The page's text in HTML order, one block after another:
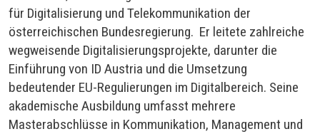
für Digitalisierung und Telekommunikation der
österreichischen Bundesregierung. Er leitete zahlreiche
wegweisende Digitalisierungsprojekte, darunter die
Einführung von ID Austria und die Umsetzung
bedeutender EU-Regulierungen im Digitalbereich. Seine
akademische Ausbildung umfasst mehrere
Masterabschlüsse in Kommunikation, Management und